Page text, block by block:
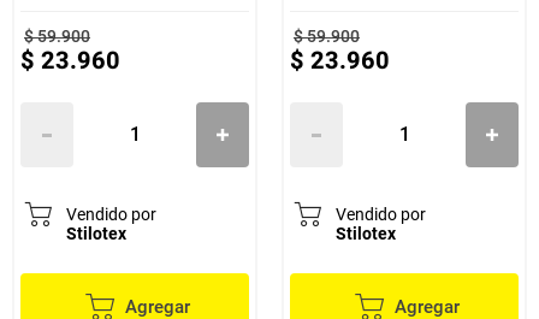
$59.900
$ 23.960
Vendido por
Stilotex
Agregar
$59.900
$ 23.960
Vendido por
Stilotex
Agregar